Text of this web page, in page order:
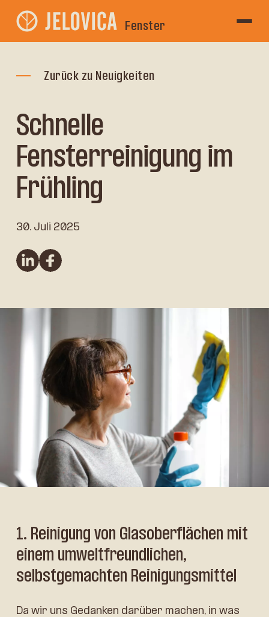
Fenster
Zurück zu Neuigkeiten
Schnelle
Fensterreinigung im
Frühling
30. Juli 2025
linkedinFacebook
1. Reinigung von Glasoberflächen mit
einem umweltfreundlichen,
selbstgemachten Reinigungsmittel
Da wir uns Gedanken darüber machen, in was